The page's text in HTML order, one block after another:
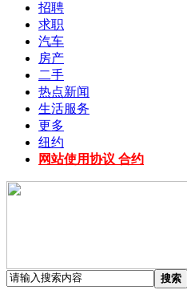
招聘
求职
汽车
房产
二手
热点新闻
生活服务
更多
纽约
网站使用协议 合约
搜索